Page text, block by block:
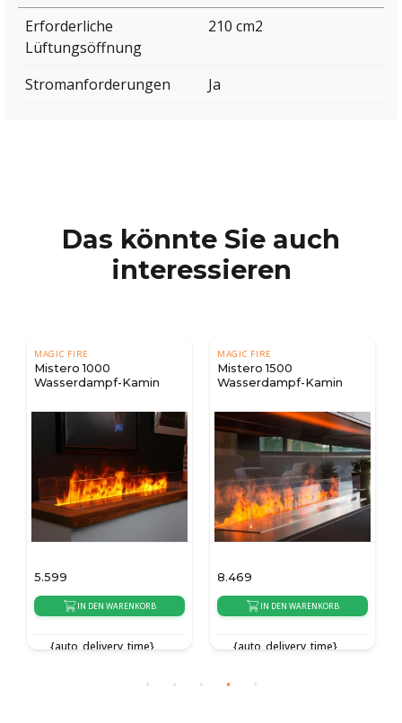
Erforderliche
Lüftungsöffnung
210 cm2
Stromanforderungen Ja
Das könnte Sie auch
interessieren
MAGIC FIRE
Mistero 1000
Wasserdampf-Kamin
5.599
IN DEN WARENKORB
{auto_delivery_time}
MAGIC FIRE
Mistero 1500
Wasserdampf-Kamin
8.469
IN DEN WARENKORB
{auto_delivery_time}